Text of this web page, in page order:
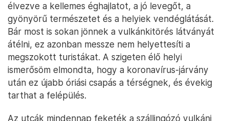
élvezve a kellemes éghajlatot, a jó levegőt, a
gyönyörű természetet és a helyiek vendéglátását.
Bár most is sokan jönnek a vulkánkitörés látványát
átélni, ez azonban messze nem helyettesíti a
megszokott turistákat. A szigeten élő helyi
ismerősöm elmondta, hogy a koronavírus-járvány
után ez újabb óriási csapás a térségnek, és évekig
tarthat a felépülés.
Az utcák mindennap feketék a szállingózó vulkáni